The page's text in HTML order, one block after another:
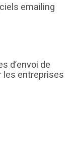
emailing
d’envoi de
les entreprises